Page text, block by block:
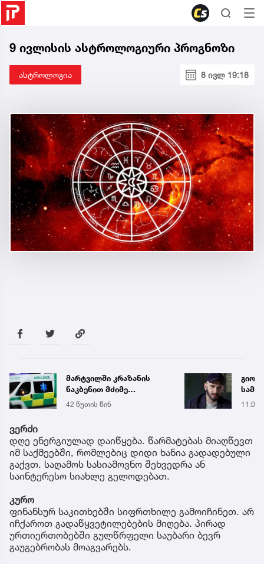
9 ივლისის ასტროლოგიური პროგნოზი
ასტროლოგია 8 ივლ 19:18
მარტვილში კრაზანის
ნაკბენით მძიმე
მდგომარეობაში მყოფი
ახალგაზრდა
42 წუთის წინ 11:04
ვერძი
დღე ენერგიულად დაიწყება. წარმატებას მიაღწევთ
იმ საქმეებში, რომლებიც დიდი ხანია გადადებული
გაქვთ. საღამოს სასიამოვნო შეხვედრა ან
საინტერესო სიახლე გელოდებათ.
კურო
ფინანსურ საკითხებში სიფრთხილე გამოიჩინეთ. არ
იჩქაროთ გადაწყვეტილებების მიღება. პირად
ურთიერთობებში გულწრფელი საუბარი ბევრ
გაუგებრობას მოაგვარებს.